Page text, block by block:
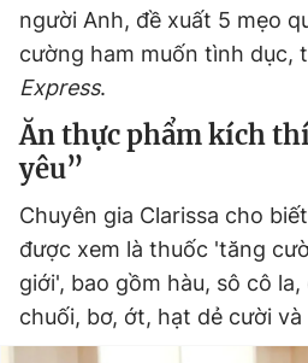
Tiện ích
Thông tin tòa soạn
Đọc Thanh Niên trên điện
người Anh, đề xuất 5 mẹo
cường ham muốn tình dục,
Express.
Ăn thực phẩm kích
yêu”
Chuyên gia Clarissa cho
được xem là thuốc 'tăng
giới', bao gồm hàu, sô cô
chuối, bơ, ớt, hạt dẻ cười